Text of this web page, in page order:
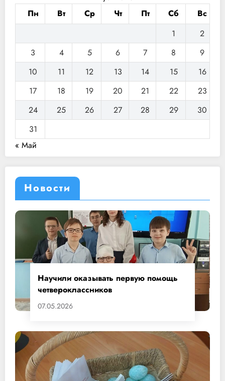
Пн
Вт Ср Чт Пт Сб
Вс
1
2
3
4 5 6 7 8
9
10
11 12 13 14 15
16
17
18 19 20 21 22
23
24
25 26 27 28 29
30
31
« Май
Новости
Научили оказывать первую помощь
четвероклассников
07.05.2026